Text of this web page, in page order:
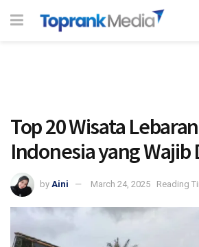
Top 20 Wisata
Indonesia yang
by Aini March 24, 2025 Reading